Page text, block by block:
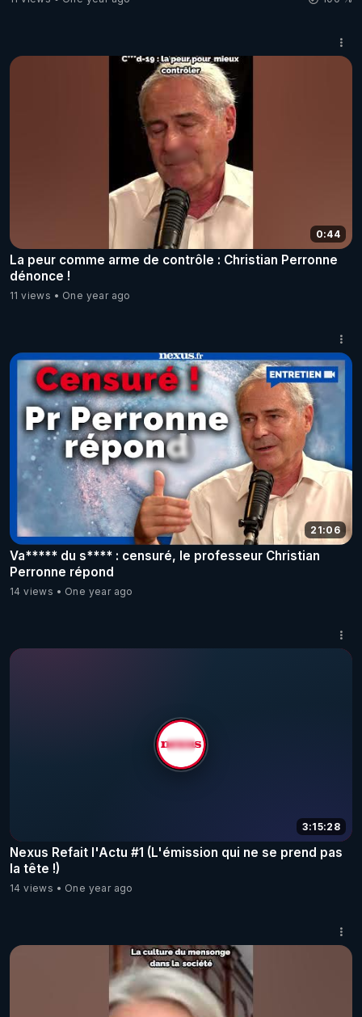
0:44
La peur comme arme de contrôle : Christian Perronne
dénonce !
11 views One year ago
21:06
Va***** du s**** : censuré, le professeur Christian
Perronne répond
14 views One year ago
3:15:28
Nexus Refait l'Actu #1 (L'émission qui ne se prend pas
la tête !)
14 views One year ago